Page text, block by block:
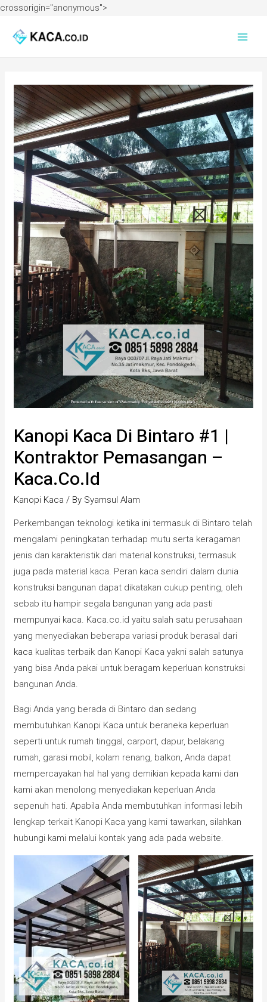
crossorigin="anonymous">
Kanopi Kaca Di Bintaro #1 |
Kontraktor Pemasangan –
Kaca.co.id
Kanopi Kaca / By Syamsul Alam
Perkembangan teknologi ketika ini termasuk di Bintaro telah
mengalami peningkatan terhadap mutu serta keragaman
jenis dan karakteristik dari material konstruksi, termasuk
juga pada material kaca. Peran kaca sendiri dalam dunia
konstruksi bangunan dapat dikatakan cukup penting, oleh
sebab itu hampir segala bangunan yang ada pasti
mempunyai kaca. Kaca.co.id yaitu salah satu perusahaan
yang menyediakan beberapa variasi produk berasal dari
kaca kualitas terbaik dan Kanopi Kaca yakni salah satunya
yang bisa Anda pakai untuk beragam keperluan konstruksi
bangunan Anda.
Bagi Anda yang berada di Bintaro dan sedang
membutuhkan Kanopi Kaca untuk beraneka keperluan
seperti untuk rumah tinggal, carport, dapur, belakang
rumah, garasi mobil, kolam renang, balkon, Anda dapat
mempercayakan hal hal yang demikian kepada kami dan
kami akan menolong menyediakan keperluan Anda
sepenuh hati. Apabila Anda membutuhkan informasi lebih
lengkap terkait Kanopi Kaca yang kami tawarkan, silahkan
hubungi kami melalui kontak yang ada pada website.